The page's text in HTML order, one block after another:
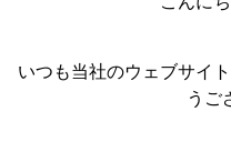
いつも当社のウェブサイ
うご